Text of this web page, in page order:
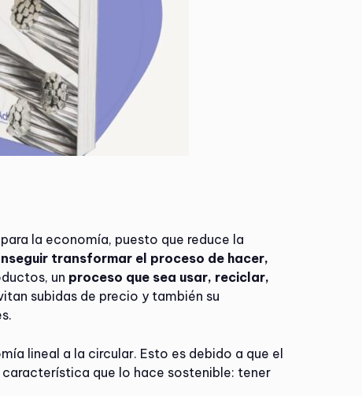
la economía, puesto que reduce la
transformar el proceso de hacer,
un proceso que sea usar, reciclar,
subidas de precio y también su
lineal a la circular. Esto es debido a que el
que lo hace sostenible: tener